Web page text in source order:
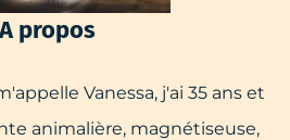
propos
Vanessa, j'ai 35 ans et
animalière, magnétiseuse,